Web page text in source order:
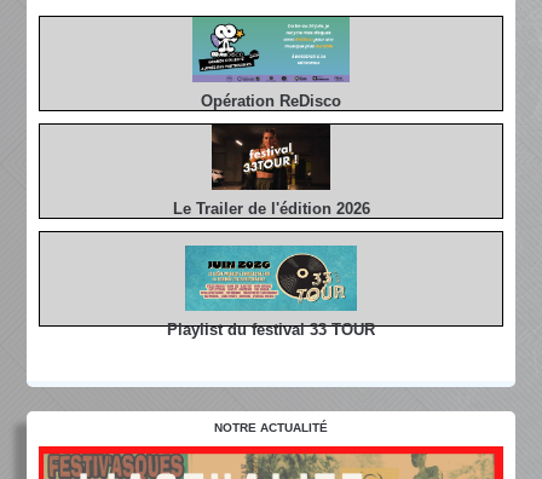
Opération ReDisco
Le Trailer de l'édition 2026
Playlist du festival 33 TOUR
NOTRE ACTUALITÉ